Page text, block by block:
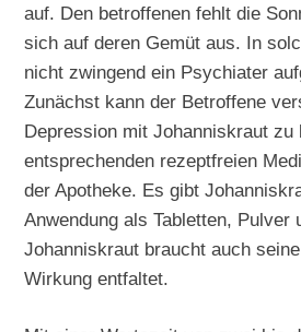
auf. Den betroffenen fehlt die
sich auf deren Gemüt aus. In
nicht zwingend ein Psychiater
Zunächst kann der Betroffene
Depression mit Johanniskraut zu
entsprechenden rezeptfreien
der Apotheke. Es gibt
Anwendung als Tabletten, Pulver
Johanniskraut braucht auch
Wirkung entfaltet.